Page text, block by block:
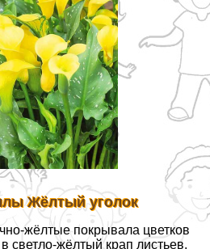
Жёлтый уголок
жёлтые покрывала цветков
светло-жёлтый крап листьев.